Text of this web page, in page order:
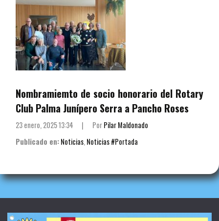
Nombramiemto de socio honorario del Rotary
Club Palma Junípero Serra a Pancho Roses
23 enero, 2025 13:34 | PorPilar Maldonado
Publicado en:Noticias, Noticias #Portada